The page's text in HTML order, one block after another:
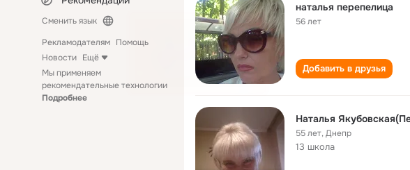
Сменить язык
Рекламодателям Помощь
Новости Ещё
Мы применяем
рекомендательные технологии
Подробнее
наталья перепелица
56 лет
Добавить в друзья
Наталья
55 лет,Днепр
13 школа